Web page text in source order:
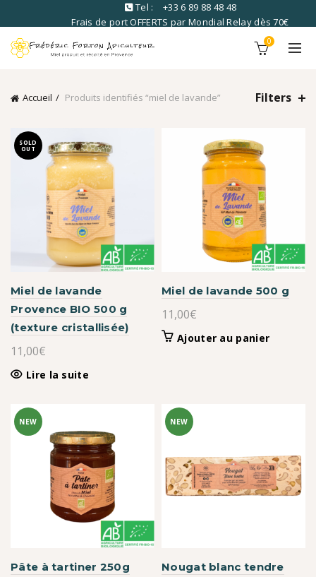
Tel :
+33 6 89 88 48 48
Frais de port OFFERTS par Mondial Relay dès 70€
0
Accueil Produits identifiés “miel de lavande” Filters
SOLD
OUT
Miel de lavande
Provence BIO 500 g
(texture cristallisée)
11,00€
Lire la suite
Miel de lavande 500 g
11,00€
Ajouter au panier
NEW
Pâte à tartiner 250g
NEW
Nougat blanc tendre